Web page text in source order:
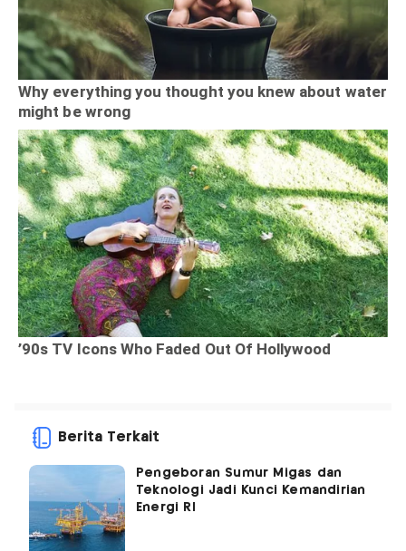
Berita Terkait
Pengeboran Sumur Migas dan
Teknologi Jadi Kunci Kemandirian
Energi RI